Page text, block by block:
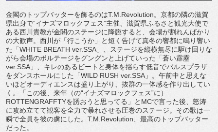
金閣のトップバッターを飾るのはT.M.Revolution。京都の隣の滋賀
県出身で“イナズマロックフェス”主催、滋賀県ふるさと観光大使で
ある西川貴教が金閣のステージに降臨すると、会場が割れんばかり
の大歓声。西川が「行こうか」と短く告げて真冬の響都に鳴り響い
た「WHITE BREATH ver.SSA」、ステージを縦横無尽に駆け回りな
がら会場のボルテージをグングンと上げていった「蒼い霹靂
ver.SSA」、キレのあるビートと身体を揺らす低音でパルスプラザ
をダンスホールにした「WILD RUSH ver.SSA」。午前中と思えな
いほどオーディエンスは盛り上がり、抜群の一体感を作り出してい
く。「この後、来年（の“イナズマロックフェス”に）
ROTTENGRAFFTYを誘おうと思ってる」とMCで言った後、怒涛
に攻め立てて観客を全力で暴れさせる圧巻のステージ。その歌は一
瞬で全員を彼の虜にした。T.M.Revolution、最高のトップバッター
だった。